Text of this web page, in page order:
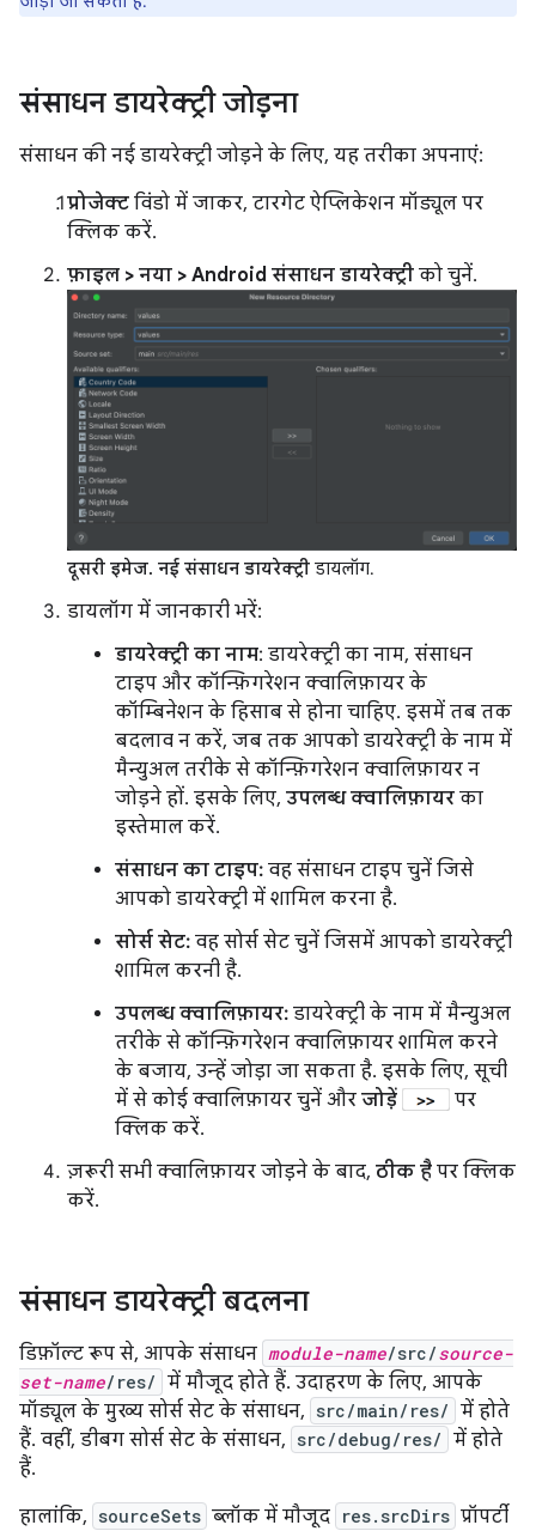
संसाधन डायरेक्ट्री जोड़ना
संसाधन की नई डायरेक्ट्री जोड़ने के लिए, यह तरीका अपनाएं:
प्रोजेक्ट विंडो में जाकर, टारगेट ऐप्लिकेशन मॉड्यूल पर
क्लिक करें.
फ़ाइल > नया > Android संसाधन डायरेक्ट्री को चुनें.
दूसरी इमेज. नई संसाधन डायरेक्ट्री डायलॉग.
डायलॉग में जानकारी भरें:
डायरेक्ट्री का नाम: डायरेक्ट्री का नाम, संसाधन
टाइप और कॉन्फ़िगरेशन क्वालिफ़ायर के
कॉम्बिनेशन के हिसाब से होना चाहिए. इसमें तब तक
बदलाव न करें, जब तक आपको डायरेक्ट्री के नाम में
मैन्युअल तरीके से कॉन्फ़िगरेशन क्वालिफ़ायर न
जोड़ने हों. इसके लिए, उपलब्ध क्वालिफ़ायर का
इस्तेमाल करें.
संसाधन का टाइप: वह संसाधन टाइप चुनें जिसे
आपको डायरेक्ट्री में शामिल करना है.
सोर्स सेट: वह सोर्स सेट चुनें जिसमें आपको डायरेक्ट्री
शामिल करनी है.
उपलब्ध क्वालिफ़ायर: डायरेक्ट्री के नाम में मैन्युअल
तरीके से कॉन्फ़िगरेशन क्वालिफ़ायर शामिल करने
के बजाय, उन्हें जोड़ा जा सकता है. इसके लिए, सूची
में से कोई क्वालिफ़ायर चुनें और जोड़ें
पर
क्लिक करें.
ज़रूरी सभी क्वालिफ़ायर जोड़ने के बाद, ठीक है पर क्लिक
करें.
संसाधन डायरेक्ट्री बदलना
डिफ़ॉल्ट रूप से, आपके संसाधन module-name/src/source-
set-name/res/ में मौजूद होते हैं. उदाहरण के लिए, आपके
मॉड्यूल के मुख्य सोर्स सेट के संसाधन, src/main/res/ में होते
हैं. वहीं, डीबग सोर्स सेट के संसाधन, src/debug/res/ में होते
हैं.
हालांकि, sourceSets ब्लॉक में मौजूद res.srcDirs प्रॉपर्टी